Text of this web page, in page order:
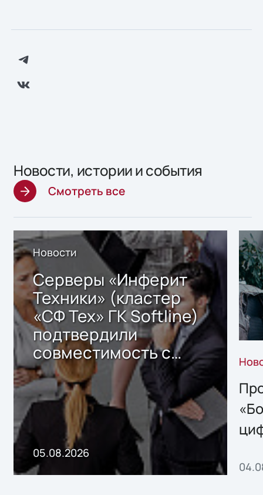
Новости, истории и события
Смотреть все
Новости
Серверы «Инферит
Техники» (кластер
«СФ Тех» ГК Softline)
подтвердили
совместимость с
решением Sharx
Storage 2.x для
хранения данных
05.08.2026